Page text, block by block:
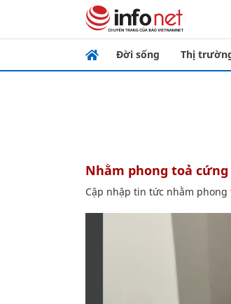
Đời sống Thị
nhằm phong toả cứng
Cập nhập tin tức nhằm phong